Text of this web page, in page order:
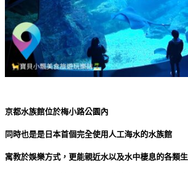
京都水族館位於梅小路公園內
同時也是是日本首個完全使用人工海水的水族館
寓教於娛樂方式，更能親近水以及水中棲息的各類